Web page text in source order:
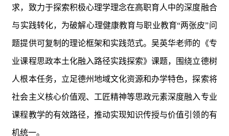
求， 致力于探索积极心理学理念在高职育人中的深度融合
与实践转化，为破解心理健康教育与职业教育“两张皮”问
题提供可复制的理论框架和实践范式。吴英华老师的 《专
业课程思政本土化融入路径实践探索》课题，围绕立德树
人根本任务，立足德州地域文化资源和办学特色，探索将
社会主义核心价值观、工匠精神等思政元素深度融入专业
课程教学的有效路径，推动实现知识传授与价值引领的有
机统一。